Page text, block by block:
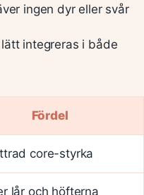
ingen dyr eller svår
integreras i både
Fördel
core-styrka
lår och höfterna